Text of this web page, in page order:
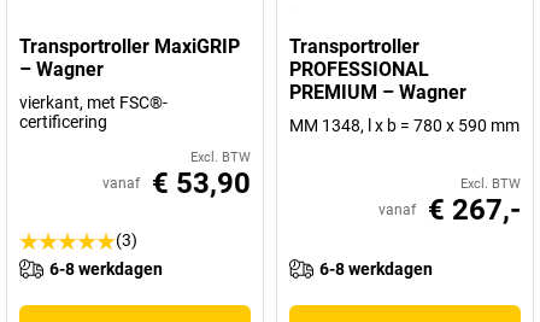
Transportroller MaxiGRIP
– Wagner
vierkant, met FSC®-
certificering
Excl. BTW
vanaf € 53,90
(3)
6-8 werkdagen
Transportroller
PROFESSIONAL
PREMIUM – Wagner
MM 1348, l x b = 780 x 590 mm
Excl. BTW
vanaf € 267,-
6-8 werkdagen